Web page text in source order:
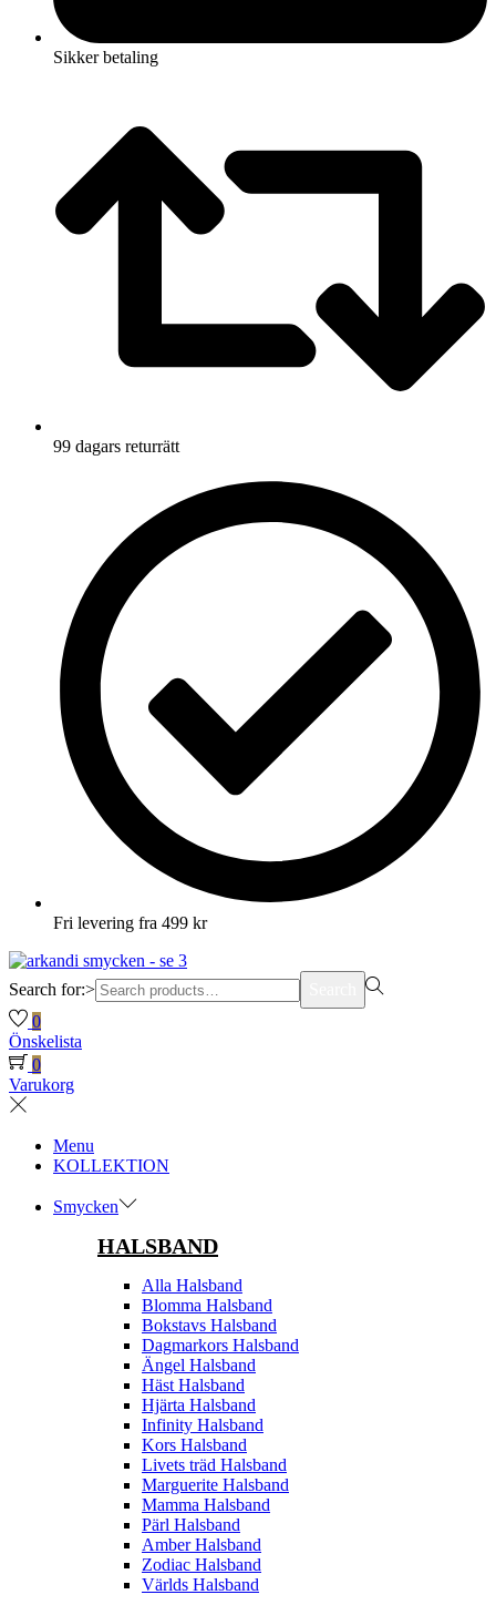
Sikker betaling
99 dagars returrätt
Fri levering fra 499 kr
Search for:>
0
Önskelista
0
Varukorg
Menu
KOLLEKTION
Smycken
HALSBAND
Alla Halsband
Blomma Halsband
Bokstavs Halsband
Dagmarkors Halsband
Ängel Halsband
Häst Halsband
Hjärta Halsband
Infinity Halsband
Kors Halsband
Livets träd Halsband
Marguerite Halsband
Mamma Halsband
Pärl Halsband
Amber Halsband
Zodiac Halsband
Världs Halsband